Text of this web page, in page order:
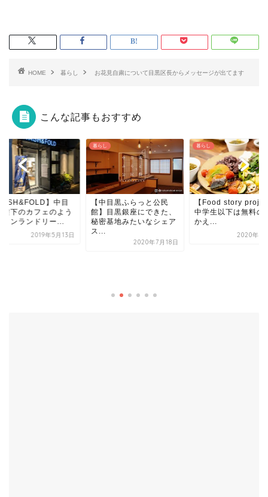
HOME 暮らし お花見自粛について目黒区長からメッセージが出てます
こんな記事もおすすめ
】中目
架下のカフェのよう
インランドリー...
2019年5月13日
暮らし
【中目黒ふらっと公民
館】目黒銀座にできた、
秘密基地みたいなシェア
ス...
2020年7月18日
暮らし
【Food story
中学生以下は無料の
かえ...
2020年3